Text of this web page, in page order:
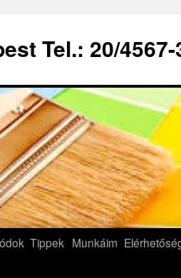
Tel.: 20/
Tippek Munkáim